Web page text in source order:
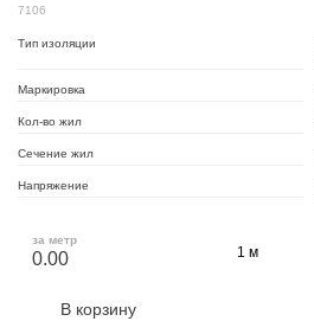
7106
Тип изоляции
Маркировка
Кол-во жил
Сечение жил
Напряжение
за метр
0.00
В корзину